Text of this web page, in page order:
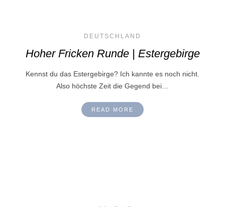
DEUTSCHLAND
Hoher Fricken Runde | Estergebirge
Kennst du das Estergebirge? Ich kannte es noch nicht.
Also höchste Zeit die Gegend bei…
READ MORE